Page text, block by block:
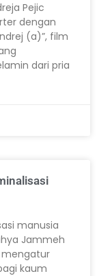
Pejic
dengan
(a)”, film
dari pria
manusia
Jammeh
kaum